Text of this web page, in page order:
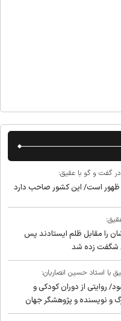
گفت و گو با عقیق:
است/ این کشور صاحب دارد
را مقابل ظلم ایستادند پس
شگفت زده شد
استاد حسین انصاریان:
روایتی از دوران کودکی و
و نویسنده و پژوهشگر جهان